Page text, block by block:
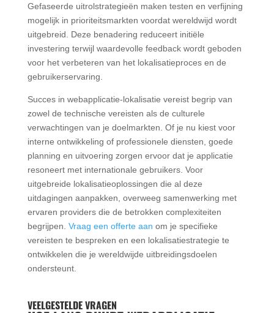
Gefaseerde uitrolstrategieën maken testen en verfijning
mogelijk in prioriteitsmarkten voordat wereldwijd wordt
uitgebreid. Deze benadering reduceert initiële
investering terwijl waardevolle feedback wordt geboden
voor het verbeteren van het lokalisatieproces en de
gebruikerservaring.
Succes in webapplicatie-lokalisatie vereist begrip van
zowel de technische vereisten als de culturele
verwachtingen van je doelmarkten. Of je nu kiest voor
interne ontwikkeling of professionele diensten, goede
planning en uitvoering zorgen ervoor dat je applicatie
resoneert met internationale gebruikers. Voor
uitgebreide lokalisatieoplossingen die al deze
uitdagingen aanpakken, overweeg samenwerking met
ervaren providers die de betrokken complexiteiten
begrijpen. Vraag een offerte aan om je specifieke
vereisten te bespreken en een lokalisatiestrategie te
ontwikkelen die je wereldwijde uitbreidingsdoelen
ondersteunt.
VEELGESTELDE VRAGEN